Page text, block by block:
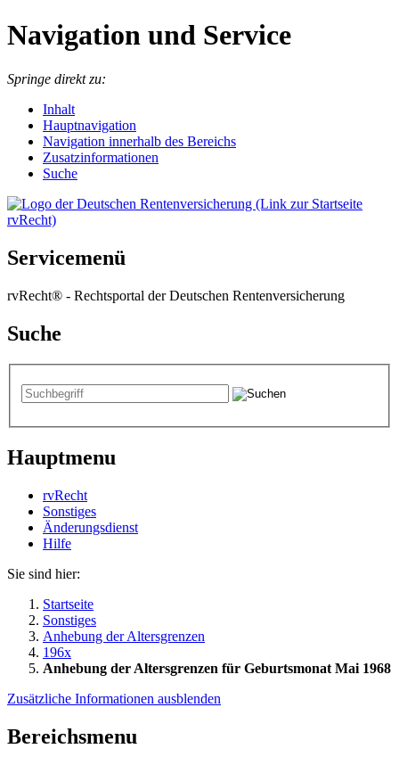
Navigation und Service
Springe direkt zu:
Inhalt
Hauptnavigation
Navigation innerhalb des Bereichs
Zusatzinformationen
Suche
Servicemenü
rvRecht® - Rechtsportal der Deutschen Rentenversicherung
Suche
Hauptmenu
rvRecht
Sonstiges
Änderungsdienst
Hil­fe
Sie sind hier:
Startseite
Sonstiges
Anhebung der Altersgrenzen
196x
Anhebung der Altersgrenzen für Geburtsmonat Mai 1968
Zusätzliche Informationen ausblenden
Bereichsmenu